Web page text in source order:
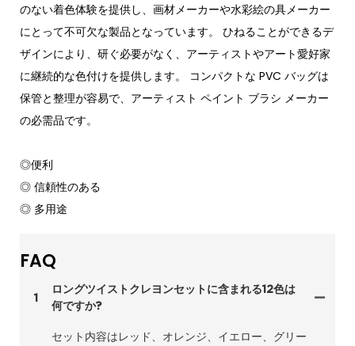
のない着色体験を提供し、画材メーカーや水彩絵の具メーカー
にとって不可欠な製品となっています。 ひねることができるデ
ザインにより、研ぐ必要がなく、アーティストやアート愛好家
に継続的な色付けを提供します。 コンパクトな PVC バッグは
保管と整理が容易で、アーティスト ペイント ブラシ メーカー
の必需品です。
◎便利
◎ 信頼性のある
◎ 多用途
FAQ
1
ロングツイストクレヨンセットに含まれる12色は
何ですか?
セット内容はレッド、オレンジ、イエロー、グリー